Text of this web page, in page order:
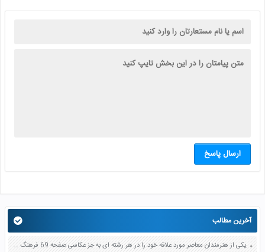
ارسال پاسخ
آخرین مطالب
یکی از هنرمندان معاصر مورد علاقه خود را در هر رشته ای به جز عکاسی صفحه 69 فرهنگ و هنر نهم